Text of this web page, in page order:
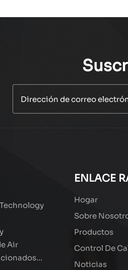
Air
ENLACE
Hogar
Sobre
Productos
Control De
Noticias